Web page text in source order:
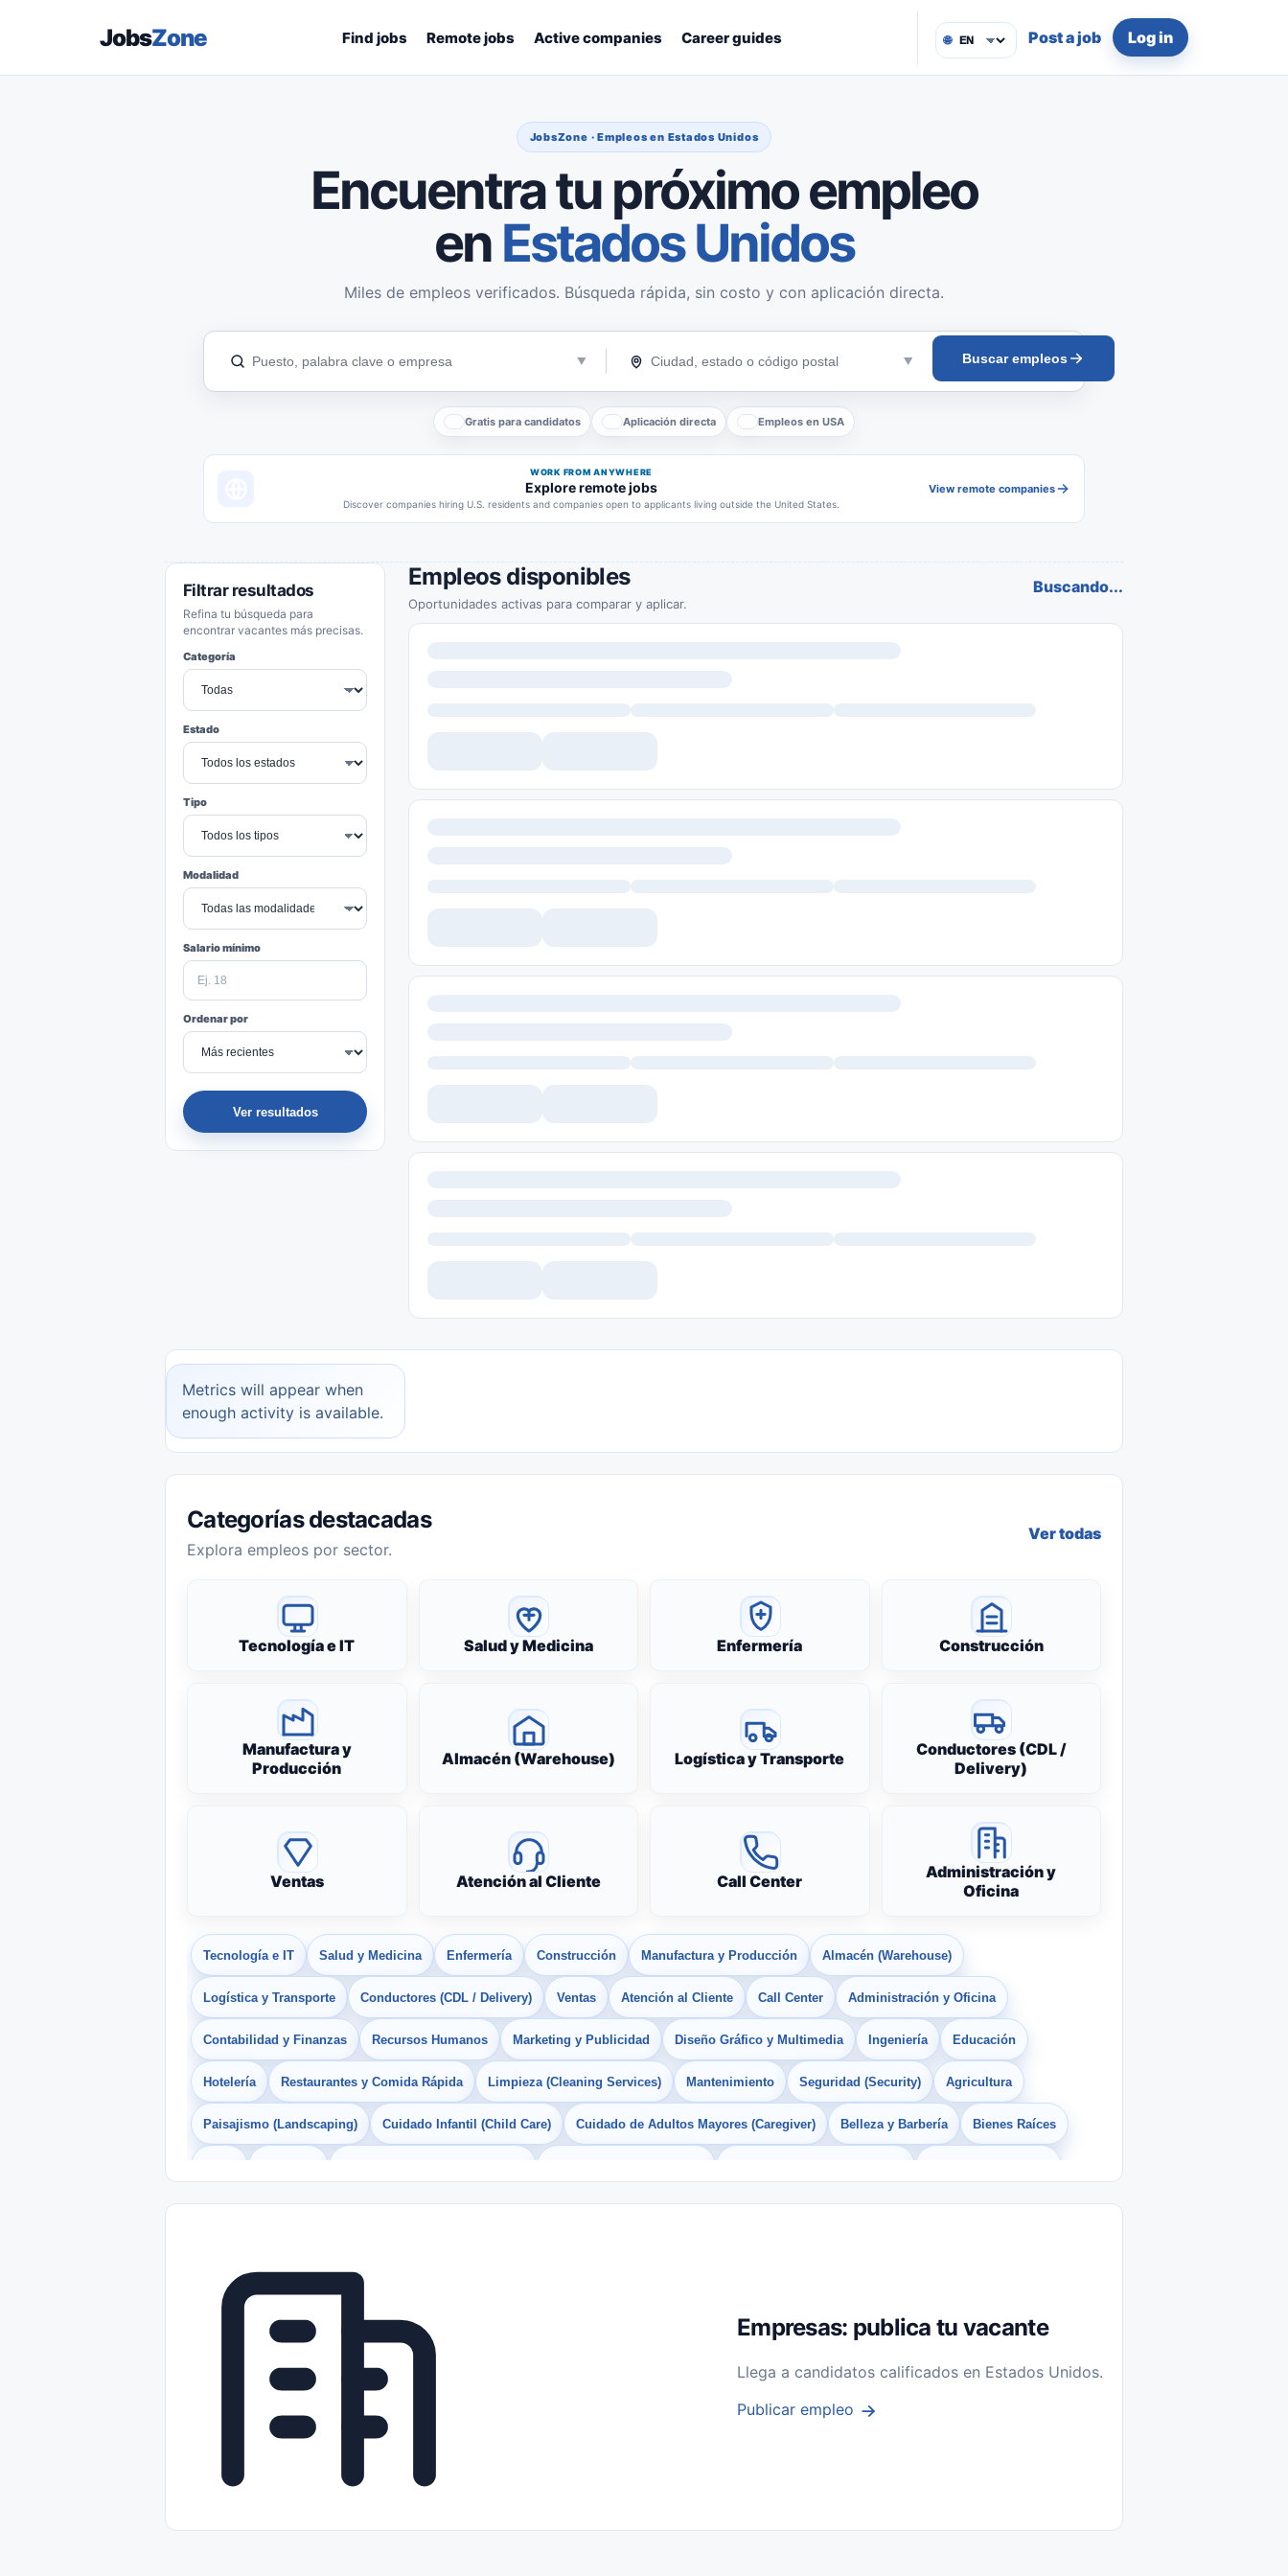
JobsZone Find jobs Remote jobs Active companies Career guides 🌐 Post a job Log in
JobsZone · Empleos en Estados Unidos
Encuentra tu próximo empleo
en Estados Unidos
Miles de empleos verificados. Búsqueda rápida, sin costo y con aplicación directa.
Buscar empleos
Gratis para candidatos Aplicación directa Empleos en USA
WORK FROM ANYWHERE
Explore remote jobs
Discover companies hiring U.S. residents and companies open to applicants living outside the United States.
View remote companies
Filtrar resultados
Refina tu búsqueda para
encontrar vacantes más precisas.
Categoría
Estado
Tipo
Modalidad
Salario mínimo
Ordenar por
Ver resultados
Empleos disponibles
Oportunidades activas para comparar y aplicar.
Buscando...
Metrics will appear when
enough activity is available.
Categorías destacadas
Explora empleos por sector.
Ver todas
Tecnología e IT Salud y Medicina Enfermería Construcción
Manufactura y
Producción
Almacén (Warehouse) Logística y Transporte
Conductores (CDL /
Delivery)
Ventas Atención al Cliente Call Center
Administración y
Oficina
Tecnología e IT Salud y Medicina Enfermería Construcción Manufactura y Producción Almacén (Warehouse)
Logística y Transporte Conductores (CDL / Delivery) Ventas Atención al Cliente Call Center Administración y Oficina
Contabilidad y Finanzas Recursos Humanos Marketing y Publicidad Diseño Gráfico y Multimedia Ingeniería Educación
Hotelería Restaurantes y Comida Rápida Limpieza (Cleaning Services) Mantenimiento Seguridad (Security) Agricultura
Paisajismo (Landscaping) Cuidado Infantil (Child Care) Cuidado de Adultos Mayores (Caregiver) Belleza y Barbería Bienes Raíces
Freelance Prácticas (Internships) Empleos para Estudiantes Empleos Bilingües (English/Spanish) Sin Experiencia
Telecomunicaciones
Empresas: publica tu vacante
Llega a candidatos calificados en Estados Unidos.
Publicar empleo